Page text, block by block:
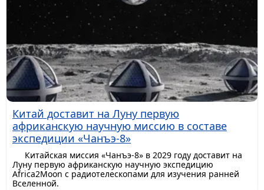
Китай доставит на Луну первую
африканскую научную миссию в составе
экспедиции «Чанъэ-8»
Китайская миссия «Чанъэ-8» в 2029 году доставит на
Луну первую африканскую научную экспедицию
Africa2Moon с радиотелескопами для изучения ранней
Вселенной.